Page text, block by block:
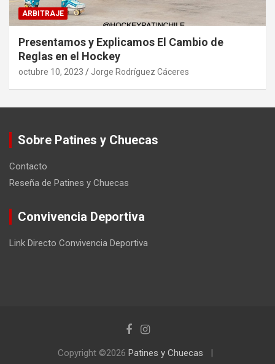
ARBITRAJE
Presentamos y Explicamos El Cambio de
Reglas en el Hockey
octubre 10, 2023 Jorge Rodríguez Cáceres
Sobre Patines y Chuecas
Contacto
Reseña de Patines y Chuecas
Convivencia Deportiva
Link Directo Convivencia Deportiva
Copyright ©2026 Patines y Chuecas